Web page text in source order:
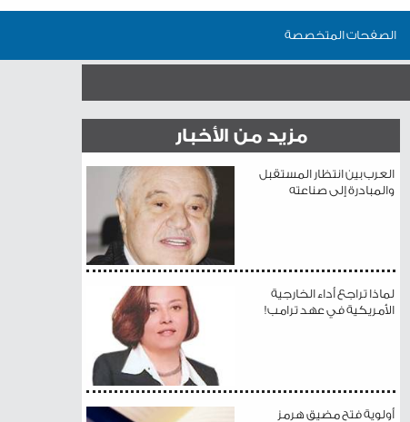
الصفحات المتخصصة
مزيد من الأخبار
العرب بين انتظار المستقبل
والمبادرة إلى صناعته
لماذا تراجع أداء الخارجية
الأمريكية في عهد ترامب!
أولوية فتح مضيق هرمز